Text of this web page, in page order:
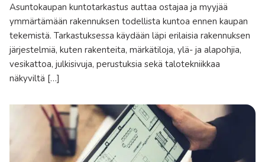
Asuntokaupan kuntotarkastus auttaa ostajaa ja myyjää
ymmärtämään rakennuksen todellista kuntoa ennen kaupan
tekemistä. Tarkastuksessa käydään läpi erilaisia rakennuksen
järjestelmiä, kuten rakenteita, märkätiloja, ylä- ja alapohjia,
vesikattoa, julkisivuja, perustuksia sekä talotekniikkaa
näkyviltä […]